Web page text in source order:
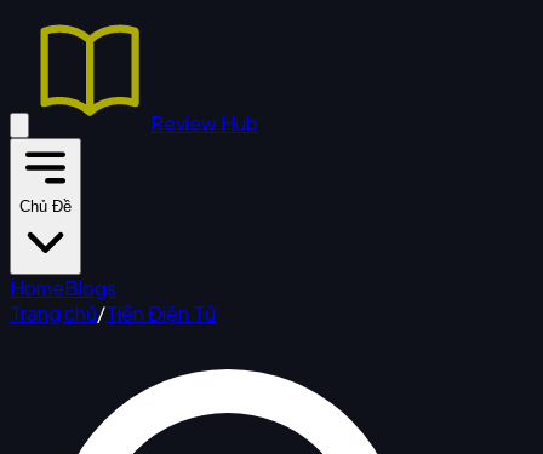
Review Hub
Chủ Đề
HomeBlogs
Trang chủ/Tiền Điện Tử